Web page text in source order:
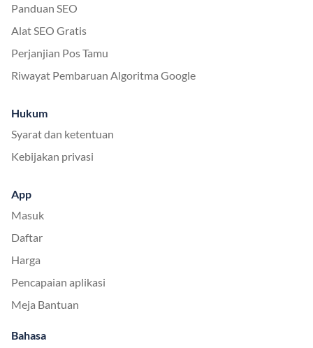
Panduan SEO
Alat SEO Gratis
Perjanjian Pos Tamu
Riwayat Pembaruan Algoritma Google
Hukum
Syarat dan ketentuan
Kebijakan privasi
App
Masuk
Daftar
Harga
Pencapaian aplikasi
Meja Bantuan
Bahasa